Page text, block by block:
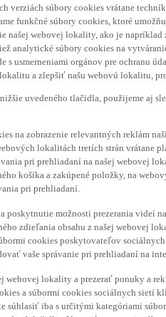
verziách súbory cookies vrátane
funkčné súbory cookies, ktoré
našej webovej lokality, ako je napríklad
analytické súbory cookies na
s usmerneniami orgánov pre ochranu
a zlepšiť našu webovú lokalitu,
uvedeného tlačidla, použijeme aj
na zobrazenie relevantných reklám
lokalitách tretích strán vrátane
pri prehliadaní na našej webovej
košíka a zakúpené položky, na
pri prehliadaní.
poskytnutie možnosti prezerania videí
zdieľania obsahu z našej webovej
cookies poskytovateľov
vaše správanie pri prehliadaní na
lokality a prezerať ponuky a
a súbormi cookies sociálnych sietí
súhlasiť iba s určitými kategóriami